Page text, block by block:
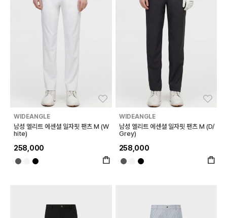
WIDEANGLE
남성 엘리트 에센셜 일자핏 팬츠 M (W
hite)
258,000
WIDEANGLE
남성 엘리트 에센셜 일자핏 팬츠 M (D/
Grey)
258,000